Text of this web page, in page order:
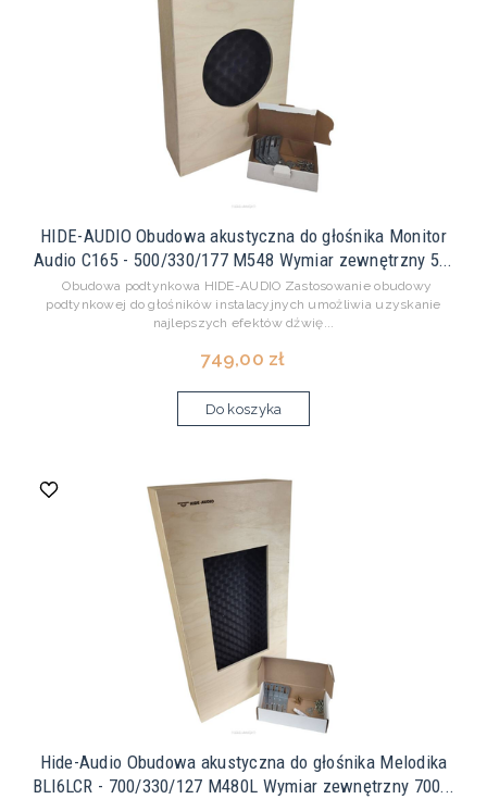
HIDE-AUDIO Obudowa akustyczna do głośnika Monitor
Audio C165 - 500/330/177 M548 Wymiar zewnętrzny 5...
Obudowa podtynkowa HIDE-AUDIO Zastosowanie obudowy
podtynkowej do głośników instalacyjnych umożliwia uzyskanie
najlepszych efektów dźwię...
749,00 zł
Do koszyka
Hide-Audio Obudowa akustyczna do głośnika Melodika
BLI6LCR - 700/330/127 M480L Wymiar zewnętrzny 700...